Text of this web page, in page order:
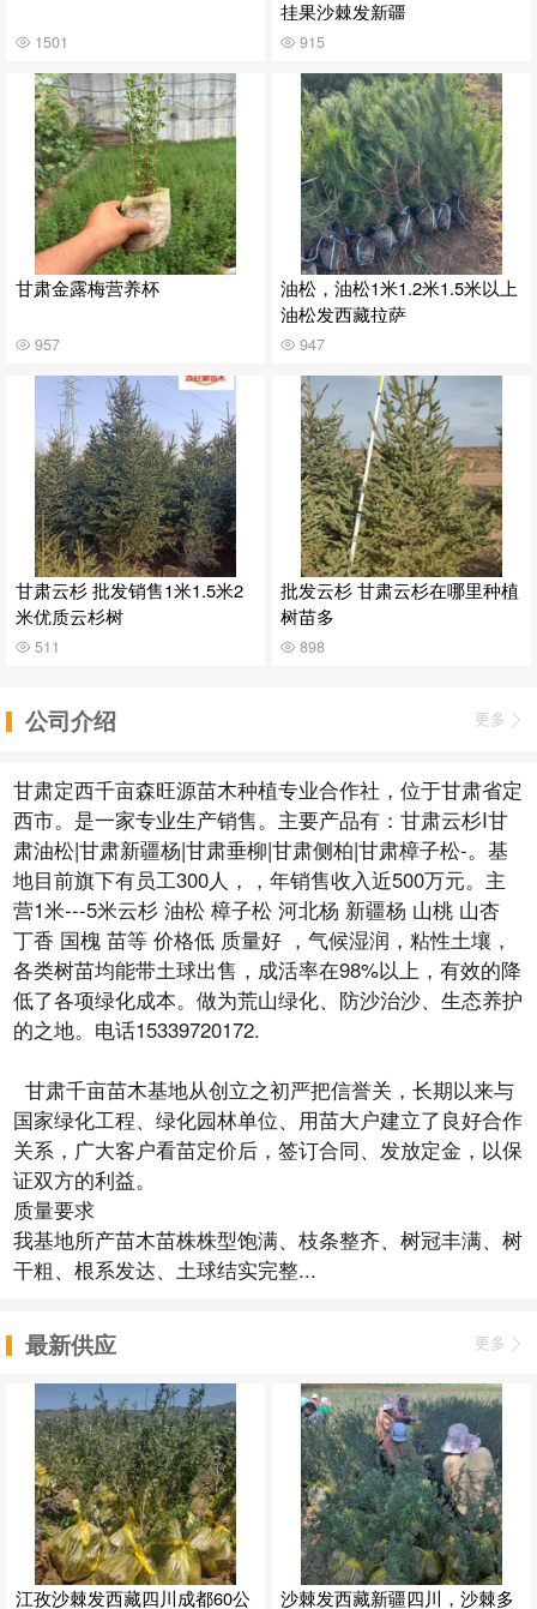
1501
挂果沙棘发新疆
915
甘肃金露梅营养杯
957
油松，油松1米1.2米1.5米以上
油松发西藏拉萨
947
甘肃云杉 批发销售1米1.5米2
米优质云杉树
511
批发云杉 甘肃云杉在哪里种植
树苗多
898
公司介绍 更多
甘肃定西千亩森旺源苗木种植专业合作社，位于甘肃省定
西市。是一家专业生产销售。主要产品有：甘肃云杉I甘
肃油松|甘肃新疆杨|甘肃垂柳|甘肃侧柏|甘肃樟子松-。基
地目前旗下有员工300人，，年销售收入近500万元。主
营1米---5米云杉 油松 樟子松 河北杨 新疆杨 山桃 山杏
丁香 国槐 苗等 价格低 质量好 ，气候湿润，粘性土壤，
各类树苗均能带土球出售，成活率在98%以上，有效的降
低了各项绿化成本。做为荒山绿化、防沙治沙、生态养护
的之地。电话15339720172.
甘肃千亩苗木基地从创立之初严把信誉关，长期以来与
国家绿化工程、绿化园林单位、用苗大户建立了良好合作
关系，广大客户看苗定价后，签订合同、发放定金，以保
证双方的利益。
质量要求
我基地所产苗木苗株株型饱满、枝条整齐、树冠丰满、树
干粗、根系发达、土球结实完整...
最新供应 更多
江孜沙棘发西藏四川成都60公 沙棘发西藏新疆四川，沙棘多